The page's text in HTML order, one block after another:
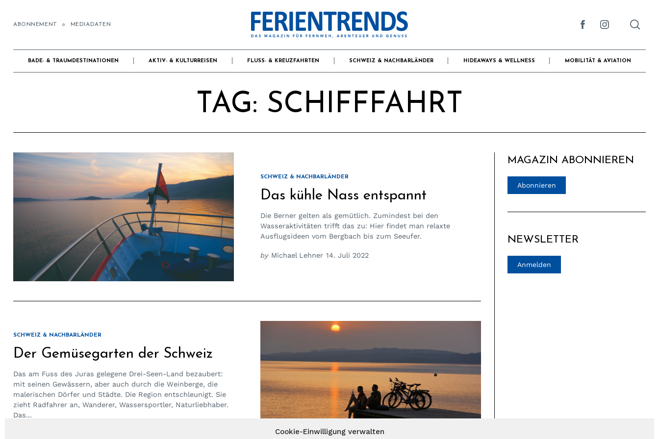
Cookie-Einwilligung verwalten
ABONNEMENT MEDIADATEN
BADE- & TRAUMDESTINATIONEN AKTIV- & KULTURREISEN FLUSS- & KREUZFAHRTEN SCHWEIZ & NACHBARLÄNDER HIDEAWAYS & WELLNESS MOBILITÄT & AVIATION
TAG: SCHIFFFAHRT
SCHWEIZ & NACHBARLÄNDER
Das kühle Nass entspannt
Die Berner gelten als gemütlich. Zumindest bei den
Wasseraktivitäten trifft das zu: Hier findet man relaxte
Ausflugsideen vom Bergbach bis zum Seeufer.
by Michael Lehner 14. Juli 2022
SCHWEIZ & NACHBARLÄNDER
Der Gemüsegarten der Schweiz
Das am Fuss des Juras gelegene Drei-Seen-Land bezaubert:
mit seinen Gewässern, aber auch durch die Weinberge, die
malerischen Dörfer und Städte. Die Region entschleunigt. Sie
zieht Radfahrer an, Wanderer, Wassersportler, Naturliebhaber.
Das...
MAGAZIN ABONNIEREN
Abonnieren
NEWSLETTER
Anmelden